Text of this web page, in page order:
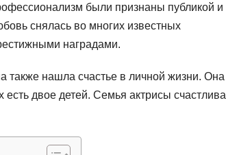
были признаны публикой и
снялась во многих известных
наградами.
также нашла счастье в личной жизни. Она
двое детей. Семья актрисы счастлива